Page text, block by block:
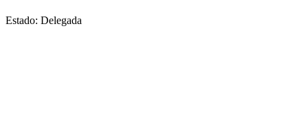
Estado: Delegada